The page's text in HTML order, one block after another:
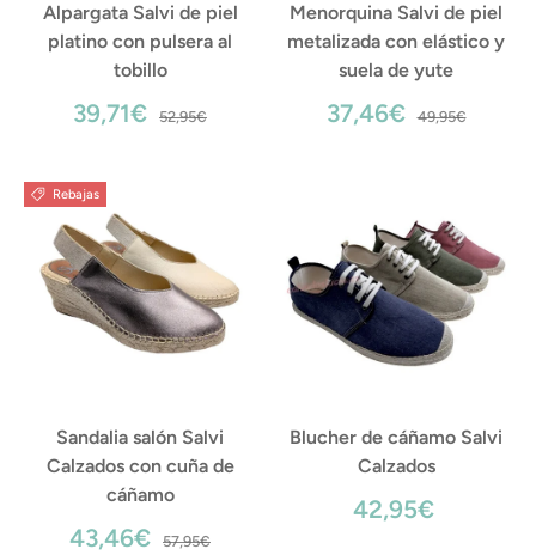
Alpargata Salvi de piel
platino con pulsera al
tobillo
39,71€ 52,95€
Menorquina Salvi de piel
metalizada con elástico y
suela de yute
37,46€ 49,95€
Rebajas
Sandalia salón Salvi
Calzados con cuña de
cáñamo
43,46€ 57,95€
Blucher de cáñamo Salvi
Calzados
42,95€